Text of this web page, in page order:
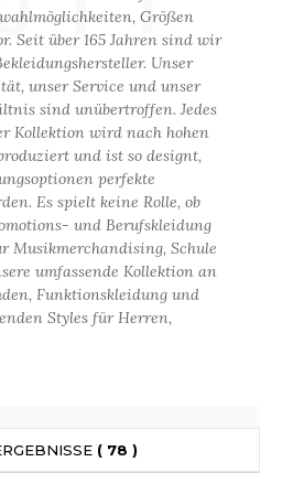
Größen
Seit über 165 Jahren sind wir
Unser
unser Service und unser
sind unübertroffen. Jedes
Kollektion wird nach hohen
und ist so designt,
perfekte
Es spielt keine Rolle, ob
und Berufs­kleidung
Musik­merchandising, Schule
umfassende Kollektion an
Funktions­kleidung und
Styles für Herren,
( 78 )